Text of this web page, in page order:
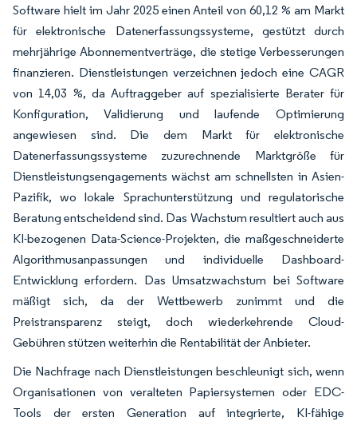
Software hielt im Jahr 2025 einen Anteil von 60,12 % am Markt
für elektronische Datenerfassungssysteme, gestützt durch
mehrjährige Abonnementverträge, die stetige Verbesserungen
finanzieren. Dienstleistungen verzeichnen jedoch eine CAGR
von 14,03 %, da Auftraggeber auf spezialisierte Berater für
Konfiguration, Validierung und laufende Optimierung
angewiesen sind. Die dem Markt für elektronische
Datenerfassungssysteme zuzurechnende Marktgröße für
Dienstleistungsengagements wächst am schnellsten in Asien-
Pazifik, wo lokale Sprachunterstützung und regulatorische
Beratung entscheidend sind. Das Wachstum resultiert auch aus
KI-bezogenen Data-Science-Projekten, die maßgeschneiderte
Algorithmusanpassungen und individuelle Dashboard-
Entwicklung erfordern. Das Umsatzwachstum bei Software
mäßigt sich, da der Wettbewerb zunimmt und die
Preistransparenz steigt, doch wiederkehrende Cloud-
Gebühren stützen weiterhin die Rentabilität der Anbieter.
Die Nachfrage nach Dienstleistungen beschleunigt sich, wenn
Organisationen von veralteten Papiersystemen oder EDC-
Tools der ersten Generation auf integrierte, KI-fähige